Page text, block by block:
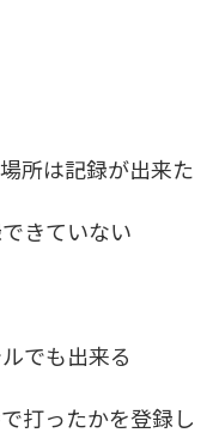
所は記録が出来た
きていない
でも出来る
打ったかを登録し